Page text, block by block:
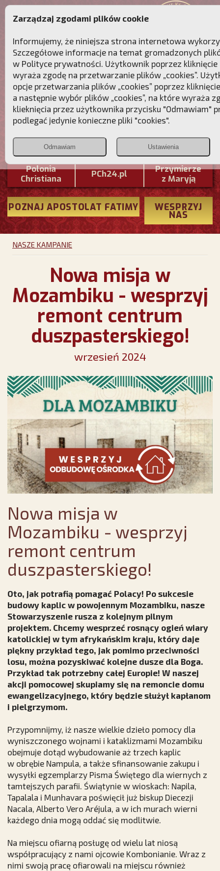
Przebudźmy sumienia Polaków!
Polonia
Christiana
PCh24.pl
Przymierze
z Maryją
POZNAJ APOSTOLAT FATIMY WESPRZYJ
NAS
NASZE KAMPANIE
Nowa misja w
Mozambiku - wesprzyj
remont centrum
duszpasterskiego!
wrzesień 2024
Nowa misja w
Mozambiku - wesprzyj
remont centrum
duszpasterskiego!
Oto, jak potrafią pomagać Polacy! Po sukcesie
budowy kaplic w powojennym Mozambiku, nasze
Stowarzyszenie rusza z kolejnym pilnym
projektem. Chcemy wesprzeć rosnący ogień wiary
katolickiej w tym afrykańskim kraju, który daje
piękny przykład tego, jak pomimo przeciwności
losu, można pozyskiwać kolejne dusze dla Boga.
Przykład tak potrzebny całej Europie! W naszej
akcji pomocowej skupiamy się na remoncie domu
ewangelizacyjnego, który będzie służył kapłanom
i pielgrzymom.
Przypomnijmy, iż nasze wielkie dzieło pomocy dla
wyniszczonego wojnami i kataklizmami Mozambiku
obejmuje dotąd wybudowanie aż trzech kaplic
w obrębie Nampula, a także sfinansowanie zakupu i
wysyłki egzemplarzy Pisma Świętego dla wiernych z
tamtejszych parafii. Świątynie w wioskach: Napila,
Tapalala i Munhavara poświęcił już biskup Diecezji
Nacala, Alberto Vero Aréjula, a w ich murach wierni
każdego dnia mogą oddać się modlitwie.
Na miejscu ofiarną posługę od wielu lat niosą
współpracujący z nami ojcowie Kombonianie. Wraz z
nimi swoją pracę ofiarowali na miejscu również
Zarządzaj zgodami plików cookie
Informujemy, że niniejsza strona internetowa
Szczegółowe informacje na temat gromadzonych
w Polityce prywatności. Użytkownik poprzez kliknięcie
wyraża zgodę na przetwarzanie plików „cookies”.
opcje przetwarzania plików „cookies” poprzez
a następnie wybór plików „cookies”, na które wyraża
klieknięcia przez użytkownika przycisku "Odmawiam"
podlegać jedynie konieczne pliki "cookies".
Odmawiam Ustawienia